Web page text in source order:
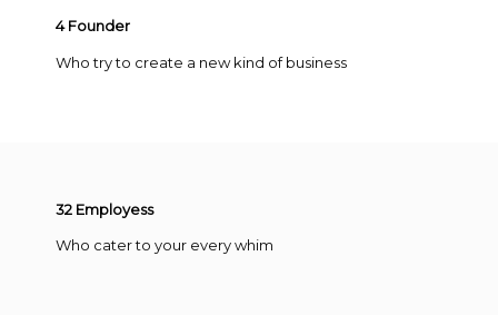
4Founder
Who try to create a new kind of business
32 Employess
Who cater to your every whim